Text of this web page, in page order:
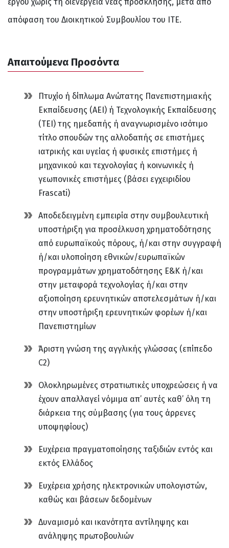
έργου χωρίς τη διενέργεια νέας πρόσκλησης, μετά από
απόφαση του Διοικητικού Συμβουλίου του ΙΤΕ.
Απαιτούμενα Προσόντα
Πτυχίο ή δίπλωμα Ανώτατης Πανεπιστημιακής
Εκπαίδευσης (ΑΕΙ) ή Τεχνολογικής Εκπαίδευσης
(ΤΕΙ) της ημεδαπής ή αναγνωρισμένο ισότιμο
τίτλο σπουδών της αλλοδαπής σε επιστήμες
ιατρικής και υγείας ή φυσικές επιστήμες ή
μηχανικού και τεχνολογίας ή κοινωνικές ή
γεωπονικές επιστήμες (βάσει εγχειριδίου
Frascati)
Αποδεδειγμένη εμπειρία στην συμβουλευτική
υποστήριξη για προσέλκυση χρηματοδότησης
από ευρωπαϊκούς πόρους, ή/και στην συγγραφή
ή/και υλοποίηση εθνικών/ευρωπαϊκών
προγραμμάτων χρηματοδότησης Ε&Κ ή/και
στην μεταφορά τεχνολογίας ή/και στην
αξιοποίηση ερευνητικών αποτελεσμάτων ή/και
στην υποστήριξη ερευνητικών φορέων ή/και
Πανεπιστημίων
Άριστη γνώση της αγγλικής γλώσσας (επίπεδο
C2)
Ολοκληρωμένες στρατιωτικές υποχρεώσεις ή να
έχουν απαλλαγεί νόμιμα απ’ αυτές καθ’ όλη τη
διάρκεια της σύμβασης (για τους άρρενες
υποψηφίους)
Ευχέρεια πραγματοποίησης ταξιδιών εντός και
εκτός Ελλάδος
Ευχέρεια χρήσης ηλεκτρονικών υπολογιστών,
καθώς και βάσεων δεδομένων
Δυναμισμό και ικανότητα αντίληψης και
ανάληψης πρωτοβουλιών